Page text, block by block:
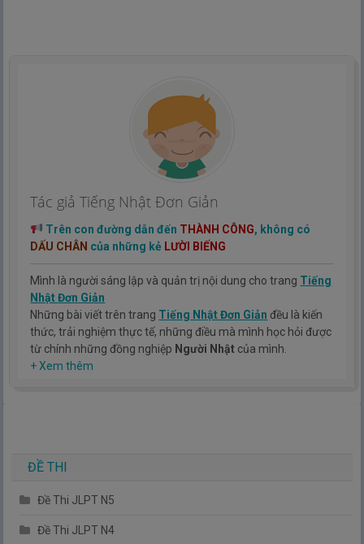
Tác giả Tiếng Nhật Đơn Giản
Trên con đường dẫn đến THÀNH CÔNG, không có
DẤU CHÂN của những kẻ LƯỜI BIẾNG
Mình là người sáng lập và quản trị nội dung cho trang Tiếng
Nhật Đơn Giản
Những bài viết trên trang Tiếng Nhật Đơn Giản đều là kiến
thức, trải nghiệm thực tế, những điều mà mình học hỏi được
từ chính những đồng nghiệp Người Nhật của mình.
Hy vọng rằng kinh nghiệm mà mình có được sẽ giúp các bạn
+ Xem thêm
ĐỀ THI
Đề Thi JLPT N5
Đề Thi JLPT N4